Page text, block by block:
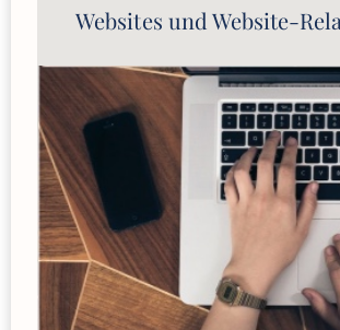
Websites und Website-
Employer-Branding-Kampagnen
Diversity-Kampagnen
Kampagnen-Slogans
Producing